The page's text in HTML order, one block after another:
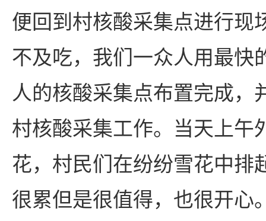
便回到村核酸采集点进行现
不及吃，我们一众人用最快
人的核酸采集点布置完成，
村核酸采集工作。当天上午
花，村民们在纷纷雪花中排
很累但是很值得，也很开心